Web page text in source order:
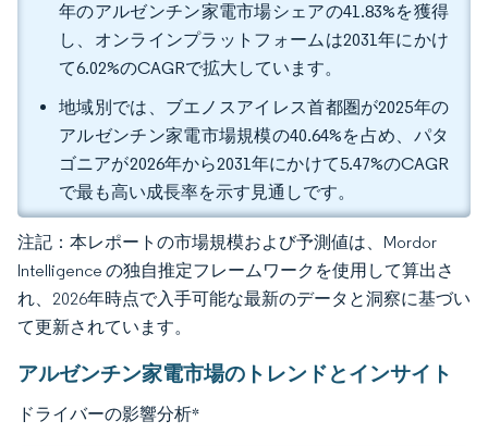
年のアルゼンチン家電市場シェアの41.83%を獲得
し、オンラインプラットフォームは2031年にかけ
て6.02%のCAGRで拡大しています。
地域別では、ブエノスアイレス首都圏が2025年の
アルゼンチン家電市場規模の40.64%を占め、パタ
ゴニアが2026年から2031年にかけて5.47%のCAGR
で最も高い成長率を示す見通しです。
注記：本レポートの市場規模および予測値は、Mordor
Intelligence の独自推定フレームワークを使用して算出さ
れ、2026年時点で入手可能な最新のデータと洞察に基づい
て更新されています。
アルゼンチン家電市場のトレンドとインサイト
ドライバーの影響分析*